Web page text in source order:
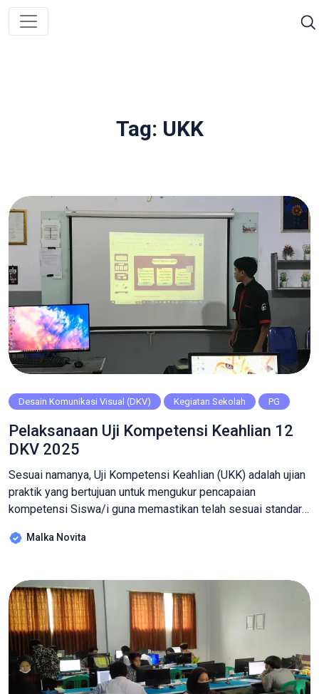
Tag: UKK
Desain Komunikasi Visual (DKV) Kegiatan Sekolah PG
Pelaksanaan Uji Kompetensi Keahlian 12
DKV 2025
Sesuai namanya, Uji Kompetensi Keahlian (UKK) adalah ujian
praktik yang bertujuan untuk mengukur pencapaian
kompetensi Siswa/i guna memastikan telah sesuai standar
diujikan adalah perencanaan konsep desain yang dikemas
menunya. Melalui tugas ini akan mengukur beberapa aspek
utama desain grafis […]
Malka Novita